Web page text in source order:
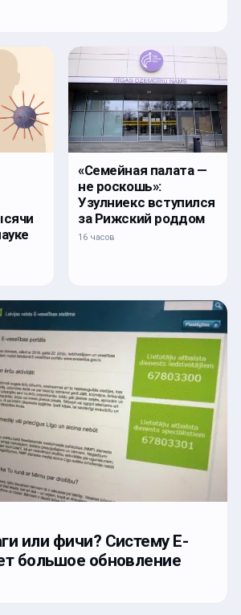
«Семейная палата —
не роскошь»:
Узулниекс вступился
за Рижский роддом
16 часов
или фичи? Систему E-
большое обновление